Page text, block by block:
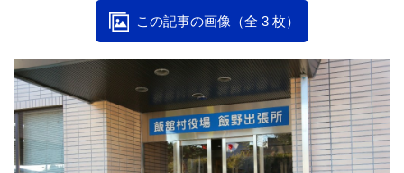
この記事の画像（全 3 枚）